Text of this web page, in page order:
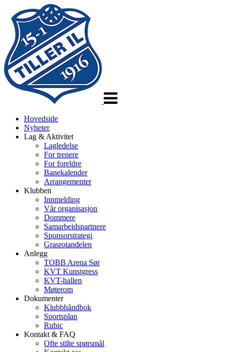
Hovedside
Nyheter
Lag & Aktivitet
Lagledelse
For trenere
For foreldre
Banekalender
Arrangementer
Klubben
Innmelding
Vår organisasjon
Dommere
Samarbeidspartnere
Sponsorstrategi
Grasrotandelen
Anlegg
TOBB Arena Sør
KVT Kunstgress
KVT-hallen
Møterom
Dokumenter
Klubbhåndbok
Sportsplan
Rubic
Kontakt & FAQ
Ofte stilte spørsmål